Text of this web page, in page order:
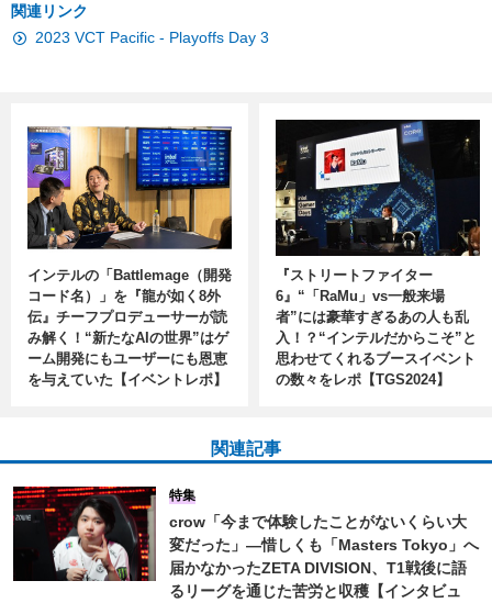
関連リンク
2023 VCT Pacific - Playoffs Day 3
インテルの「Battlemage（開発
コード名）」を『龍が如く8外
伝』チーフプロデューサーが読
み解く！“新たなAIの世界”はゲ
ーム開発にもユーザーにも恩恵
を与えていた【イベントレポ】
『ストリートファイター
6』“「RaMu」vs一般来場
者”には豪華すぎるあの人も乱
入！？“インテルだからこそ”と
思わせてくれるブースイベント
の数々をレポ【TGS2024】
関連記事
crow「今まで体験したことがないくらい大
変だった」―惜しくも「Masters Tokyo」へ
届かなかったZETA DIVISION、T1戦後に語
るリーグを通じた苦労と収穫【インタビュ
特集